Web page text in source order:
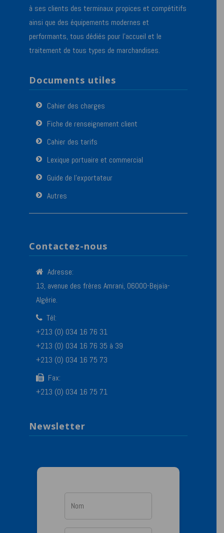
à ses clients des terminaux propices et compétitifs
ainsi que des équipements modernes et
performants, tous dédiés pour l’accueil et le
traitement de tous types de marchandises.
Documents utiles
Cahier des charges
Fiche de renseignement client
Cahier des tarifs
Lexique portuaire et commercial
Guide de l’exportateur
Autres
Contactez-nous
Adresse:
13, avenue des frères Amrani, 06000-Bejaïa-
Algérie.
Tél:
+213 (0) 034 16 76 31
+213 (0) 034 16 76 35 à 39
+213 (0) 034 16 75 73
Fax:
+213 (0) 034 16 75 71
Newsletter